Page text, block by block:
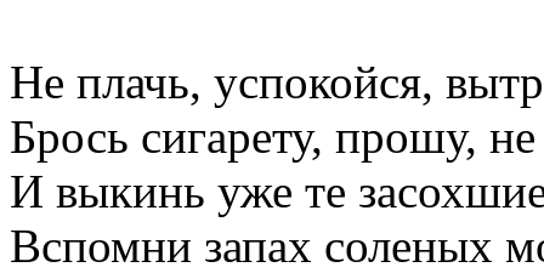
Не плачь, успокойся,
Брось сигарету, прошу,
И выкинь уже те
Вспомни запах соленых